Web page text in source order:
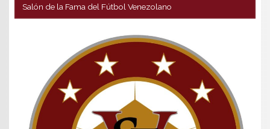
Salón de la Fama del Fútbol Venezolano